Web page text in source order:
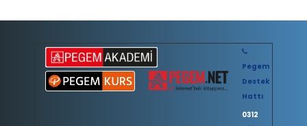
Pegem
Destek
Hattı
0312